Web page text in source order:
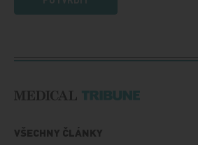
VŠECHNY ČLÁNKY